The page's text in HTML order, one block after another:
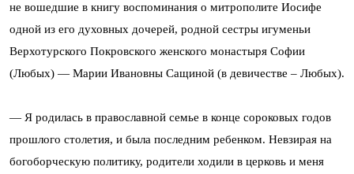
не вошедшие в книгу воспоминания о митрополите Иосифе
одной из его духовных дочерей, родной сестры игуменьи
Верхотурского Покровского женского монастыря Софии
(Любых) — Марии Ивановны Сащиной (в девичестве – Любых).
— Я родилась в православной семье в конце сороковых годов
прошлого столетия, и была последним ребенком. Невзирая на
богоборческую политику, родители ходили в церковь и меня